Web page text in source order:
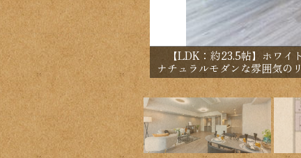
【LDK：約23.5帖】ホワイ
ナチュラルモダンな雰囲気の